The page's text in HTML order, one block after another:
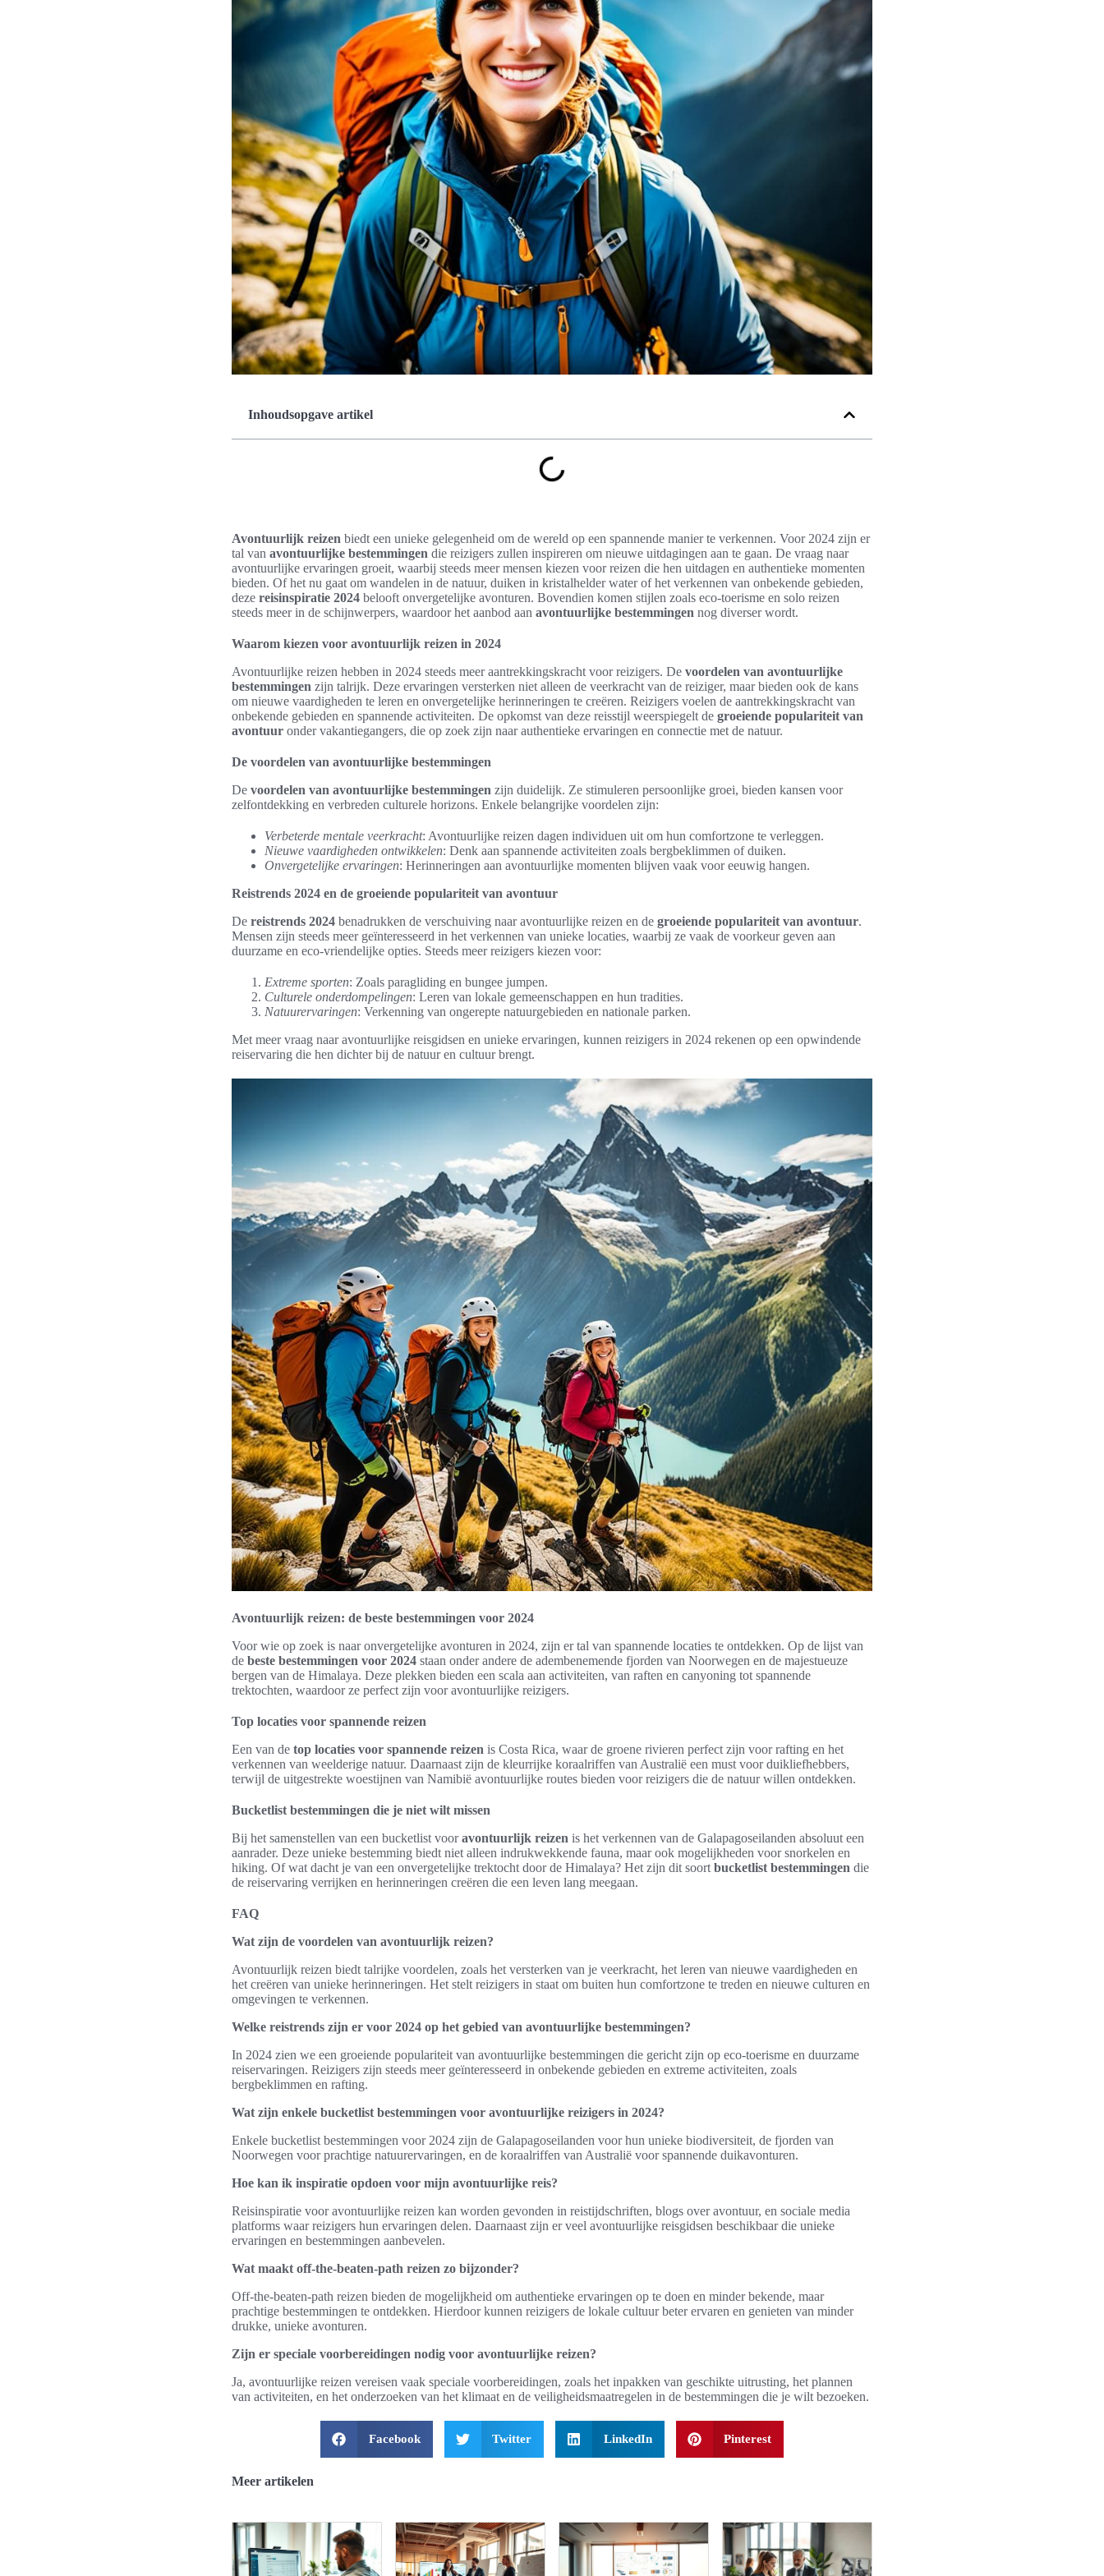
Inhoudsopgave artikel
Avontuurlijk reizen biedt een unieke gelegenheid om de wereld op een spannende manier te verkennen. Voor 2024 zijn er
tal van avontuurlijke bestemmingen die reizigers zullen inspireren om nieuwe uitdagingen aan te gaan. De vraag naar
avontuurlijke ervaringen groeit, waarbij steeds meer mensen kiezen voor reizen die hen uitdagen en authentieke momenten
bieden. Of het nu gaat om wandelen in de natuur, duiken in kristalhelder water of het verkennen van onbekende gebieden,
deze reisinspiratie 2024 belooft onvergetelijke avonturen. Bovendien komen stijlen zoals eco-toerisme en solo reizen
steeds meer in de schijnwerpers, waardoor het aanbod aan avontuurlijke bestemmingen nog diverser wordt.
Waarom kiezen voor avontuurlijk reizen in 2024
Avontuurlijke reizen hebben in 2024 steeds meer aantrekkingskracht voor reizigers. De voordelen van avontuurlijke
bestemmingen zijn talrijk. Deze ervaringen versterken niet alleen de veerkracht van de reiziger, maar bieden ook de kans
om nieuwe vaardigheden te leren en onvergetelijke herinneringen te creëren. Reizigers voelen de aantrekkingskracht van
onbekende gebieden en spannende activiteiten. De opkomst van deze reisstijl weerspiegelt de groeiende populariteit van
avontuur onder vakantiegangers, die op zoek zijn naar authentieke ervaringen en connectie met de natuur.
De voordelen van avontuurlijke bestemmingen
De voordelen van avontuurlijke bestemmingen zijn duidelijk. Ze stimuleren persoonlijke groei, bieden kansen voor
zelfontdekking en verbreden culturele horizons. Enkele belangrijke voordelen zijn:
Verbeterde mentale veerkracht: Avontuurlijke reizen dagen individuen uit om hun comfortzone te verleggen.
Nieuwe vaardigheden ontwikkelen: Denk aan spannende activiteiten zoals bergbeklimmen of duiken.
Onvergetelijke ervaringen: Herinneringen aan avontuurlijke momenten blijven vaak voor eeuwig hangen.
Reistrends 2024 en de groeiende populariteit van avontuur
De reistrends 2024 benadrukken de verschuiving naar avontuurlijke reizen en de groeiende populariteit van avontuur.
Mensen zijn steeds meer geïnteresseerd in het verkennen van unieke locaties, waarbij ze vaak de voorkeur geven aan
duurzame en eco-vriendelijke opties. Steeds meer reizigers kiezen voor:
Extreme sporten: Zoals paragliding en bungee jumpen.
Culturele onderdompelingen: Leren van lokale gemeenschappen en hun tradities.
Natuurervaringen: Verkenning van ongerepte natuurgebieden en nationale parken.
Met meer vraag naar avontuurlijke reisgidsen en unieke ervaringen, kunnen reizigers in 2024 rekenen op een opwindende
reiservaring die hen dichter bij de natuur en cultuur brengt.
Avontuurlijk reizen: de beste bestemmingen voor 2024
Voor wie op zoek is naar onvergetelijke avonturen in 2024, zijn er tal van spannende locaties te ontdekken. Op de lijst van
de beste bestemmingen voor 2024 staan onder andere de adembenemende fjorden van Noorwegen en de majestueuze
bergen van de Himalaya. Deze plekken bieden een scala aan activiteiten, van raften en canyoning tot spannende
trektochten, waardoor ze perfect zijn voor avontuurlijke reizigers.
Top locaties voor spannende reizen
Een van de top locaties voor spannende reizen is Costa Rica, waar de groene rivieren perfect zijn voor rafting en het
verkennen van weelderige natuur. Daarnaast zijn de kleurrijke koraalriffen van Australië een must voor duikliefhebbers,
terwijl de uitgestrekte woestijnen van Namibië avontuurlijke routes bieden voor reizigers die de natuur willen ontdekken.
Bucketlist bestemmingen die je niet wilt missen
Bij het samenstellen van een bucketlist vooravontuurlijk reizen is het verkennen van de Galapagoseilanden absoluut een
aanrader. Deze unieke bestemming biedt niet alleen indrukwekkende fauna, maar ook mogelijkheden voor snorkelen en
hiking. Of wat dacht je van een onvergetelijke trektocht door de Himalaya? Het zijn dit soort bucketlist bestemmingen die
de reiservaring verrijken en herinneringen creëren die een leven lang meegaan.
FAQ
Wat zijn de voordelen van avontuurlijk reizen?
Avontuurlijk reizen biedt talrijke voordelen, zoals het versterken van je veerkracht, het leren van nieuwe vaardigheden en
het creëren van unieke herinneringen. Het stelt reizigers in staat om buiten hun comfortzone te treden en nieuwe culturen en
omgevingen te verkennen.
Welke reistrends zijn er voor 2024 op het gebied van avontuurlijke bestemmingen?
In 2024 zien we een groeiende populariteit van avontuurlijke bestemmingen die gericht zijn op eco-toerisme en duurzame
reiservaringen. Reizigers zijn steeds meer geïnteresseerd in onbekende gebieden en extreme activiteiten, zoals
bergbeklimmen en rafting.
Wat zijn enkele bucketlist bestemmingen voor avontuurlijke reizigers in 2024?
Enkele bucketlist bestemmingen voor 2024 zijn de Galapagoseilanden voor hun unieke biodiversiteit, de fjorden van
Noorwegen voor prachtige natuurervaringen, en de koraalriffen van Australië voor spannende duikavonturen.
Hoe kan ik inspiratie opdoen voor mijn avontuurlijke reis?
Reisinspiratie voor avontuurlijke reizen kan worden gevonden in reistijdschriften, blogs over avontuur, en sociale media
platforms waar reizigers hun ervaringen delen. Daarnaast zijn er veel avontuurlijke reisgidsen beschikbaar die unieke
ervaringen en bestemmingen aanbevelen.
Wat maakt off-the-beaten-path reizen zo bijzonder?
Off-the-beaten-path reizen bieden de mogelijkheid om authentieke ervaringen op te doen en minder bekende, maar
prachtige bestemmingen te ontdekken. Hierdoor kunnen reizigers de lokale cultuur beter ervaren en genieten van minder
drukke, unieke avonturen.
Zijn er speciale voorbereidingen nodig voor avontuurlijke reizen?
Ja, avontuurlijke reizen vereisen vaak speciale voorbereidingen, zoals het inpakken van geschikte uitrusting, het plannen
van activiteiten, en het onderzoeken van het klimaat en de veiligheidsmaatregelen in de bestemmingen die je wilt bezoeken.
Facebook Twitter LinkedIn Pinterest
Meer artikelen